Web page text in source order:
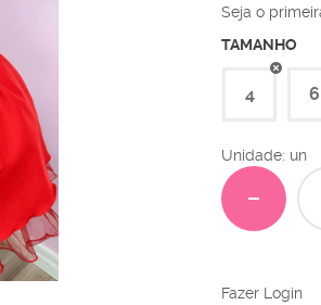
Seja o
TAMANHO
4 6
Unidade: un
Fazer Login